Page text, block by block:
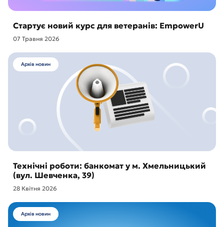
Стартує новий курс для ветеранів: EmpowerU
07 Травня 2026
Архів новин
Технічні роботи: банкомат у м. Хмельницький
(вул. Шевченка, 39)
28 Квітня 2026
Архів новин